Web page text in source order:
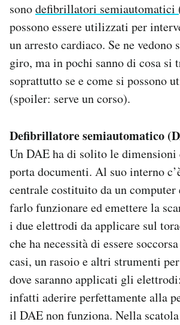
sonodefibrillatori semiautomatici
possono essere utilizzati per
un arresto cardiaco. Se ne vedono
giro, ma in pochi sanno di cosa si
soprattutto se e come si possono
(spoiler: serve un corso).
Defibrillatore semiautomatico
Un DAE ha di solito le
porta documenti. Al suo interno
centrale costituito da un computer
farlo funzionare ed emettere la
i due elettrodi da applicare sul
che ha necessità di essere
casi, un rasoio e altri strumenti
dove saranno applicati gli
infatti aderire perfettamente alla
il DAE non funziona. Nella